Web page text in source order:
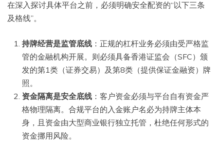
在深入探讨具体平台之前，必须明确安全配资的“以下三条
及格线”。
持牌经营是监管底线 ：正规的杠杆业务必须由受严格监
管的金融机构开展。则必须具备香港证监会（SFC）颁
发的第1类（证券交易）及第8类（提供保证金融资）牌
照。
资金隔离是安全底线 ：客户资金必须与平台自有资金严
格物理隔离。合规平台的入金账户名必为持牌主体本
身，且资金由大型商业银行独立托管，杜绝任何形式的
资金挪用风险。